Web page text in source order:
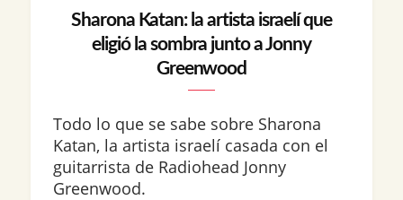
Sharona Katan: la artista israelí que
eligió la sombra junto a Jonny
Greenwood
Todo lo que se sabe sobre Sharona
Katan, la artista israelí casada con el
guitarrista de Radiohead Jonny
Greenwood.